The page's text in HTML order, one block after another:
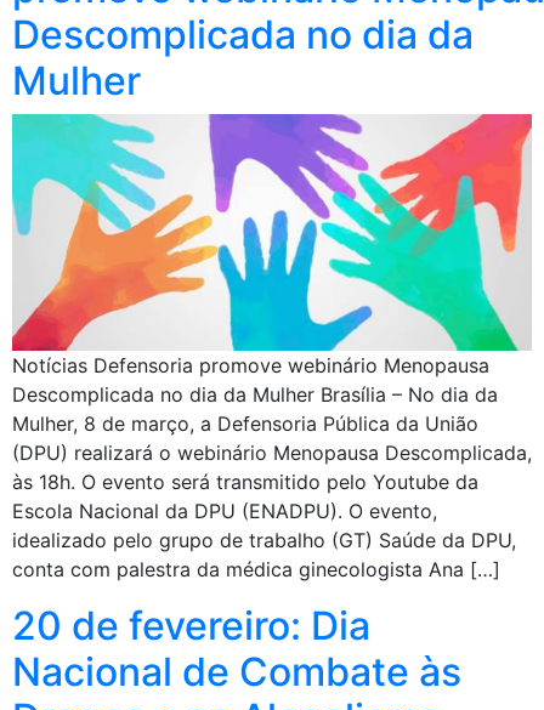
Descomplicada no dia da
Mulher
Notícias Defensoria promove webinário Menopausa
Descomplicada no dia da Mulher Brasília – No dia da
Mulher, 8 de março, a Defensoria Pública da União
(DPU) realizará o webinário Menopausa Descomplicada,
às 18h. O evento será transmitido pelo Youtube da
Escola Nacional da DPU (ENADPU). O evento,
idealizado pelo grupo de trabalho (GT) Saúde da DPU,
conta com palestra da médica ginecologista Ana […]
20 de fevereiro: Dia
Nacional de Combate às